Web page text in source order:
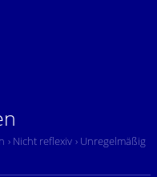
› Nicht reflexiv › Unregelmäßig